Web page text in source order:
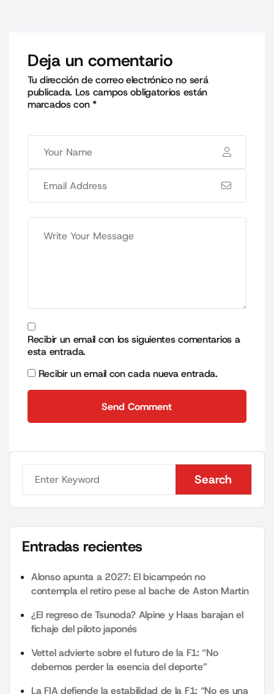
Deja un comentario
Tu dirección de correo electrónico no será
publicada. Los campos obligatorios están
marcados con*
Recibir un email con los siguientes comentarios a
esta entrada.
Recibir un email con cada nueva entrada.
Send Comment
Search
Search
Entradas recientes
Alonso apunta a 2027: El bicampeón no
contempla el retiro pese al bache de Aston Martin
¿El regreso de Tsunoda? Alpine y Haas barajan el
fichaje del piloto japonés
Vettel advierte sobre el futuro de la F1: “No
debemos perder la esencia del deporte”
La FIA defiende la estabilidad de la F1: “No es una